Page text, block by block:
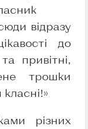
відразу
до
привітні,
трошки
різних